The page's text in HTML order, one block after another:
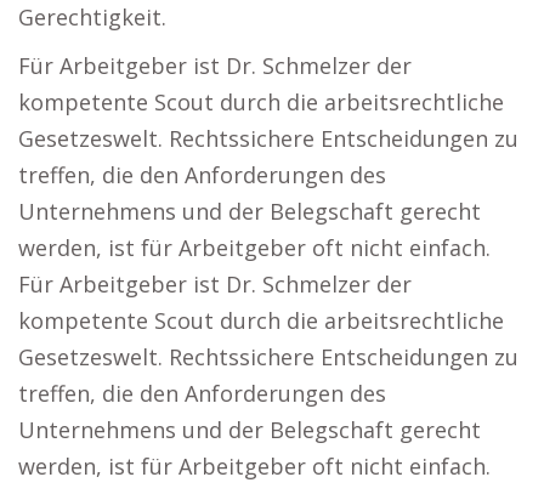
Gerechtigkeit.
Für Arbeitgeber ist Dr. Schmelzer der
kompetente Scout durch die arbeitsrechtliche
Gesetzeswelt. Rechtssichere Entscheidungen zu
treffen, die den Anforderungen des
Unternehmens und der Belegschaft gerecht
werden, ist für Arbeitgeber oft nicht einfach.
Für Arbeitgeber ist Dr. Schmelzer der
kompetente Scout durch die arbeitsrechtliche
Gesetzeswelt. Rechtssichere Entscheidungen zu
treffen, die den Anforderungen des
Unternehmens und der Belegschaft gerecht
werden, ist für Arbeitgeber oft nicht einfach.